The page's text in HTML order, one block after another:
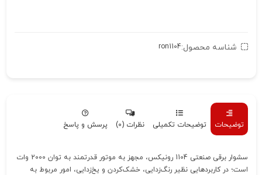
شناسه محصول:ron1104
توضیحات توضیحات تکمیلی نظرات (0) پرسش و پاسخ
سشوار برقی صنعتی 1104 رونیکس، مجهز به موتور قدرتمند به توان 2000 وات
است؛ در کاربردهایی نظیر رنگ‌زدایی، خشک‌کردن و یخ‌زدایی، امور مربوط به